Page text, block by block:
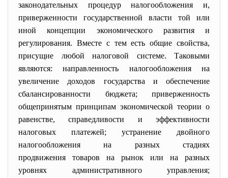
законодательных процедурналогообложенияи,
приверженности государственной власти той или
иной концепции экономического развития и
регулирования. Вместе с тем есть общие свойства,
присущие любой налоговой системе. Таковыми
являются: направленность налогообложения
на
увеличение доходов государства
и обеспечение
сбалансированности бюджета; приверженность
общепринятым принципам экономической теории о
равенстве, справедливости и эффективности
налоговых платежей; устранение двойного
налогообложенияна разных стадиях
продвижения товаров на рынок или на разных
уровнях административного управления;